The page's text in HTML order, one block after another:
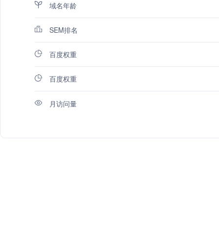
域名年龄
SEM排名
百度权重
百度权重
月访问量